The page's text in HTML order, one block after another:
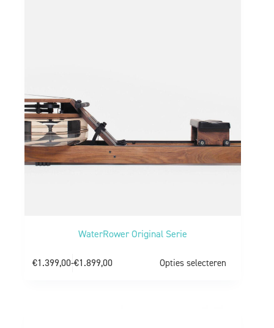
WaterRower Original Serie
€1.399,00-€1.899,00 Opties selecteren